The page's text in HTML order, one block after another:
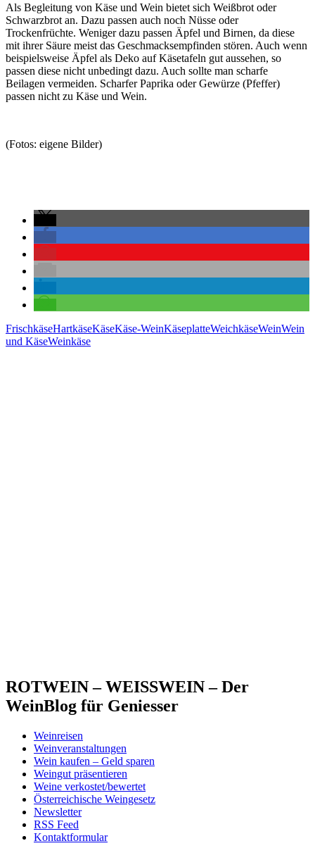
Als Begleitung von Käse und Wein bietet sich Weißbrot oder
Schwarzbrot an. Dazu passen auch noch Nüsse oder
Trockenfrüchte. Weniger dazu passen Äpfel und Birnen, da diese
mit ihrer Säure meist das Geschmacksempfinden stören. Auch wenn
beispielsweise Äpfel als Deko auf Käsetafeln gut aussehen, so
passen diese nicht unbedingt dazu. Auch sollte man scharfe
Beilagen vermeiden. Scharfer Paprika oder Gewürze (Pfeffer)
passen nicht zu Käse und Wein.
(Fotos: eigene Bilder)
FrischkäseHartkäseKäseKäse-WeinKäseplatteWeichkäseWeinWein
und KäseWeinkäse
ROTWEIN – WEISSWEIN – Der
WeinBlog für Geniesser
Weinreisen
Weinveranstaltungen
Wein kaufen – Geld sparen
Weingut präsentieren
Weine verkostet/bewertet
Österreichische Weingesetz
Newsletter
RSS Feed
Kontaktformular